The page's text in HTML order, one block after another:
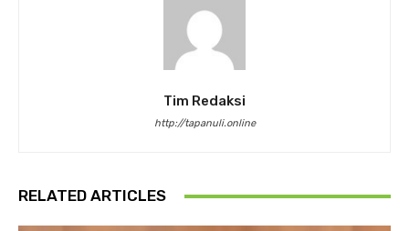
Tim Redaksi
http://tapanuli.online
RELATED ARTICLES